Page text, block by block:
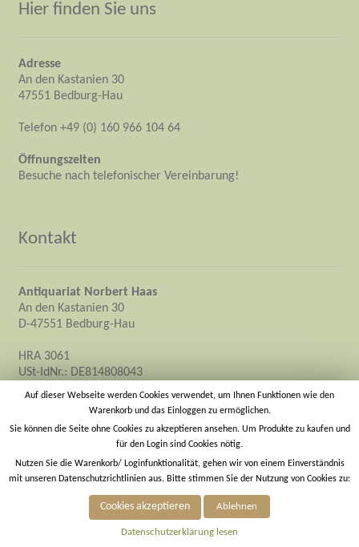
Hier finden Sie uns
Adresse
An den Kastanien 30
47551 Bedburg-Hau
Telefon +49 (0) 160 966 104 64
Öffnungszeiten
Besuche nach telefonischer Vereinbarung!
Kontakt
Antiquariat Norbert Haas
An den Kastanien 30
D-47551 Bedburg-Hau
HRA 3061
USt-IdNr.: DE814808043
Inhaber: Norbert Haas
https://antiquariat-norbert-haas.de
Auf dieser Webseite werden Cookies verwendet, um Ihnen Funktionen wie den
Warenkorb und das Einloggen zu ermöglichen.
Sie können die Seite ohne Cookies zu akzeptieren ansehen. Um Produkte zu kaufen und
für den Login sind Cookies nötig.
Nutzen Sie die Warenkorb/ Loginfunktionalität, gehen wir von einem Einverständnis
mit unseren Datenschutzrichtlinien aus. Bitte stimmen Sie der Nutzung von Cookies zu:
Cookies akzeptieren Ablehnen
Datenschutzerklärung lesen